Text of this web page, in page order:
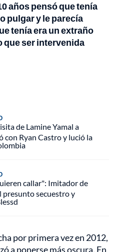
años pensó que tenía
pulgar y le parecía
tenía era un extraño
que ser intervenida
de Lamine Yamal a
con Ryan Castro y lució la
callar": Imitador de
presunto secuestro y
por primera vez en 2012,
a ponerse más oscura. En